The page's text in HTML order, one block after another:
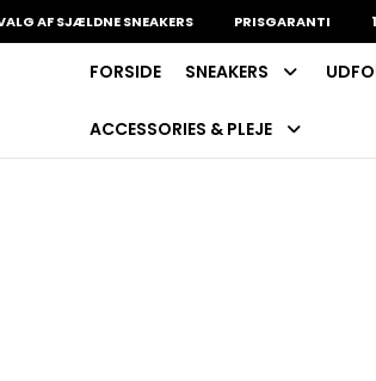
SJÆLDNE SNEAKERS PRISGARANTI 100%
FORSIDE SNEAKERS
ACCESSORIES & PLEJE
INDKØBSKURV
Din kurv er tom.